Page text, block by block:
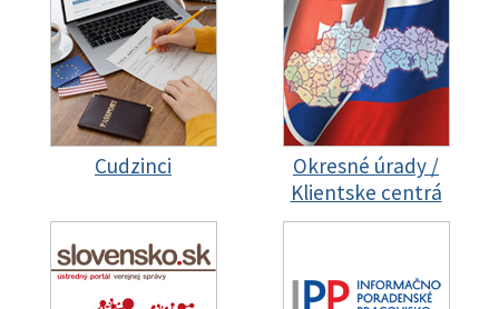
Cudzinci
Okresné úrady /
Klientske centrá